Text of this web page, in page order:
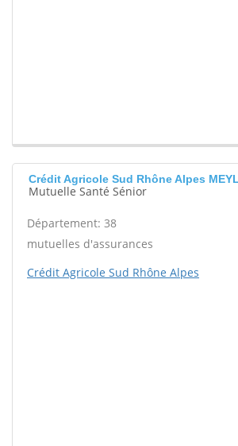
Crédit Agricole Sud Rhône Alpes
Mutuelle Santé Sénior
Département: 38
mutuelles d'assurances
Crédit Agricole Sud Rhône Alpes